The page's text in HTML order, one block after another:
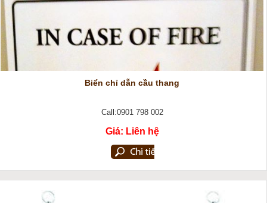
Biển chỉ dẫn cầu thang
Call:0901 798 002
Giá: Liên hệ